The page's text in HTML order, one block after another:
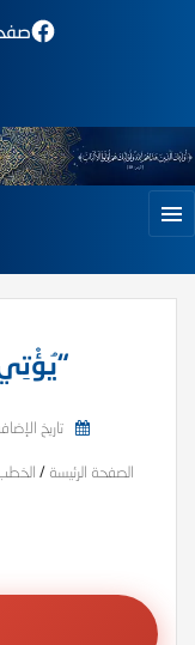
تاريخ
الصفحة الرئيسة /